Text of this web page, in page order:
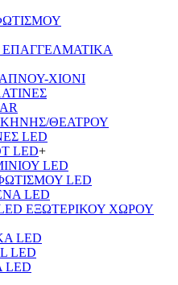
ΧΙΟΝΙ
ΘΕΑΤΡΟΥ
LED
LED+
LED
LED
LED
ΕΞΩΤΕΡΙΚΟΥ ΧΩΡΟΥ
LED
LED
LED